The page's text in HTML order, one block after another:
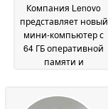
Компания Lenovo
представляет новый
мини-компьютер с
64 ГБ оперативной
памяти и